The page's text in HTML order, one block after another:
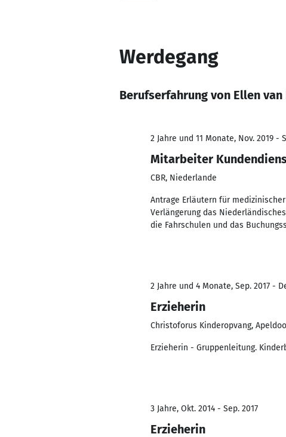
Werdegang
Berufserfahrung von Ellen
2 Jahre und 11 Monate, Nov. 2019 -
Mitarbeiter
CBR, Niederlande
Antrage Erläutern für
Verlängerung das
die Fahrschulen und das
2 Jahre und 4 Monate, Sep. 2017 -
Erzieherin
Christoforus Kinderopvang,
Erzieherin - Gruppenleitung.
3 Jahre, Okt. 2014 - Sep. 2017
Erzieherin